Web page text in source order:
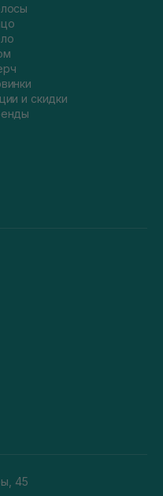
и скидки
45